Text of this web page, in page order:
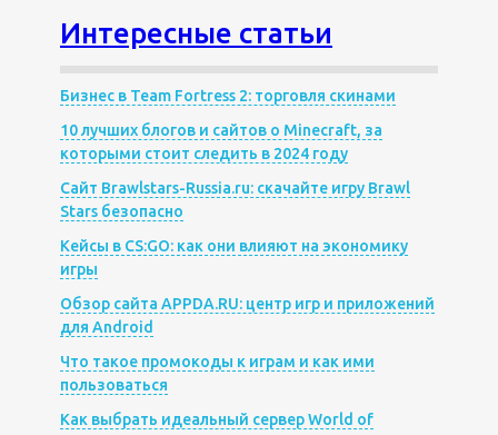
Интересные статьи
Бизнес в Team Fortress 2: торговля скинами
10 лучших блогов и сайтов о Minecraft, за
которыми стоит следить в 2024 году
Сайт Brawlstars-Russia.ru: скачайте игру Brawl
Stars безопасно
Кейсы в CS:GO: как они влияют на экономику
игры
Обзор сайта APPDA.RU: центр игр и приложений
для Android
Что такое промокоды к играм и как ими
пользоваться
Как выбрать идеальный сервер World of